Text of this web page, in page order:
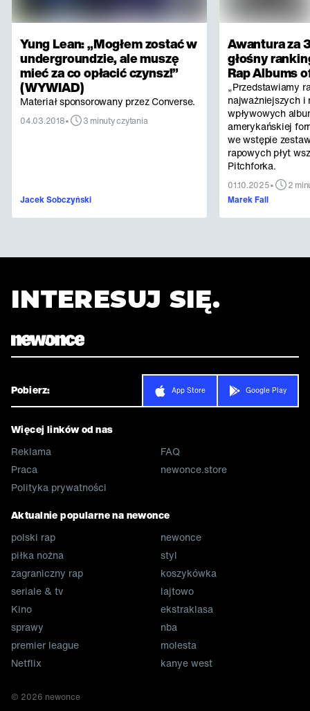
Yung Lean: „Mogłem zostać w
undergroundzie, ale muszę
mieć za co opłacić czynsz!”
(WYWIAD)
Materiał sponsorowany przez Converse.
04.03.2018• 3 minuty czytania
Jacek Sobczyński
Awantura za
głośny
Rap Albums
„Przedstawiamy
najważniejszych i
wpływowych
amerykańskiej
we wstępie
rapowych płyt
Pitchforka.
01.10.2025•
2
Marek Fall
INTERESUJ SIĘ.
Pobierz: App Store Google Play
Więcej linków od nas
Reklama
Praca
Polityka prywatności
FAQ
newonce.store
Aktualnie popularne na newonce
polski rap
piłka nożna
zagraniczny rap
seriale & tv
Kino
sprawy
premier league
Netflix
newonce
styl
koszykówka
lajtowo
ekstraklasa
nba
molesta
kanye west
© 2026 newonce